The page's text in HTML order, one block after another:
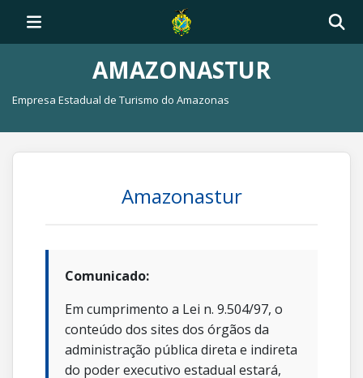
AMAZONASTUR
Empresa Estadual de Turismo do Amazonas
Amazonastur
Comunicado:
Em cumprimento a Lei n. 9.504/97, o
conteúdo dos sites dos órgãos da
administração pública direta e indireta
do poder executivo estadual estará,